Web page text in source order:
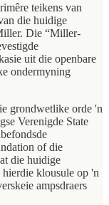
teikens van
die huidige
Die “Miller-
uit die openbare
ondermyning
grondwetlike orde 'n
Verenigde State
of die
die huidige
klousule op 'n
ampsdraers